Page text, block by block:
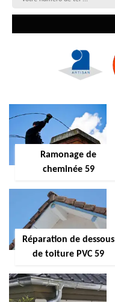
Ramonage de
cheminée 59
Réparation de dessous
de toiture PVC 59